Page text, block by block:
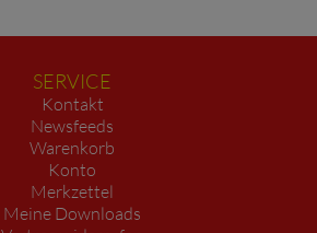
SERVICE
Kontakt
Newsfeeds
Warenkorb
Konto
Merkzettel
Meine Downloads